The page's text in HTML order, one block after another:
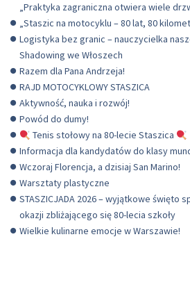
„Praktyka zagraniczna otwiera wiele
„Staszic na motocyklu – 80 lat, 80
Logistyka bez granic – nauczycielka
Shadowing we Włoszech
Razem dla Pana Andrzeja!
RAJD MOTOCYKLOWY STASZICA
Aktywność, nauka i rozwój!
Powód do dumy!
Tenis stołowy na 80-lecie Staszica
Informacja dla kandydatów do klasy
Wczoraj Florencja, a dzisiaj San Marino!
Warsztaty plastyczne
STASZICJADA 2026 – wyjątkowe święto
okazji zbliżającego się 80-lecia szkoły
Wielkie kulinarne emocje w Warszawie!